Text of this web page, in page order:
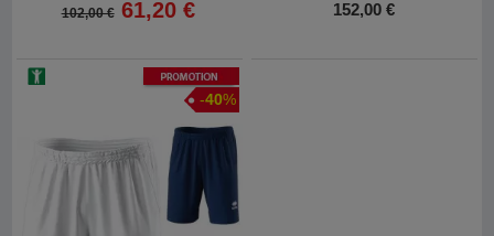
102,00 € 61,20 € 152,00 €
Promotion
-40%